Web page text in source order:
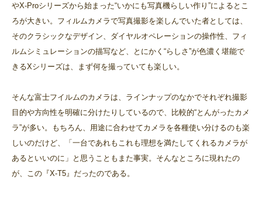
やX-Proシリーズから始まった“いかにも写真機らしい作り”によるとこ
ろが大きい。フィルムカメラで写真撮影を楽しんでいた者としては、
そのクラシックなデザイン、ダイヤルオペレーションの操作性、フィ
ルムシミュレーションの描写など、とにかく“らしさ”が色濃く堪能で
きるXシリーズは、まず何を撮っていても楽しい。
そんな富士フイルムのカメラは、ラインナップのなかでそれぞれ撮影
目的や方向性を明確に分けたりしているので、比較的“とんがったカメ
ラ”が多い。もちろん、用途に合わせてカメラを各種使い分けるのも楽
しいのだけど、「一台であれもこれも理想を満たしてくれるカメラが
あるといいのに」と思うこともまた事実。そんなところに現れたの
が、この『X-T5』だったのである。